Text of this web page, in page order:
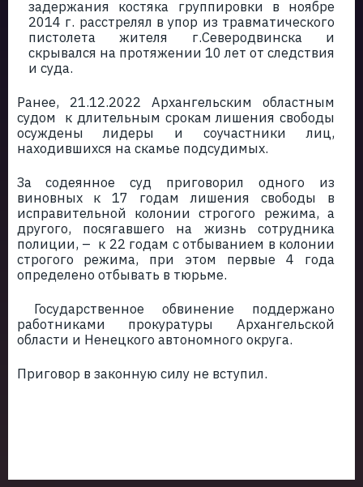
задержания костяка группировки в ноябре
2014 г. расстрелял в упор из травматического
пистолета жителя г.Северодвинска и
скрывался на протяжении 10 лет от следствия
и суда.
Ранее, 21.12.2022 Архангельским областным
судом к длительным срокам лишения свободы
осуждены лидеры и соучастники лиц,
находившихся на скамье подсудимых.
За содеянное суд приговорил одного из
виновных к 17 годам лишения свободы в
исправительной колонии строгого режима, а
другого, посягавшего на жизнь сотрудника
полиции, – к 22 годам с отбыванием в колонии
строгого режима, при этом первые 4 года
определено отбывать в тюрьме.
Государственное обвинение поддержано
работниками прокуратуры Архангельской
области и Ненецкого автономного округа.
Приговор в законную силу не вступил.